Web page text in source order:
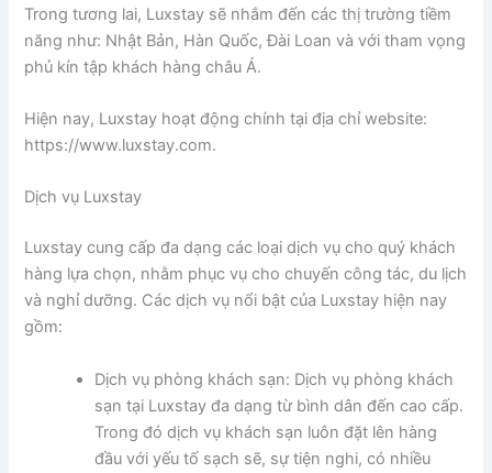
Trong tương lai, Luxstay sẽ nhắm đến các thị trường tiềm
năng như: Nhật Bản, Hàn Quốc, Đài Loan và với tham vọng
phủ kín tập khách hàng châu Á.
Hiện nay, Luxstay hoạt động chính tại địa chỉ website:
https://www.luxstay.com.
Dịch vụ Luxstay
Luxstay cung cấp đa dạng các loại dịch vụ cho quý khách
hàng lựa chọn, nhằm phục vụ cho chuyến công tác, du lịch
và nghỉ dưỡng. Các dịch vụ nổi bật của Luxstay hiện nay
gồm:
Dịch vụ phòng khách sạn: Dịch vụ phòng khách
sạn tại Luxstay đa dạng từ bình dân đến cao cấp.
Trong đó dịch vụ khách sạn luôn đặt lên hàng
đầu với yếu tố sạch sẽ, sự tiện nghi, có nhiều